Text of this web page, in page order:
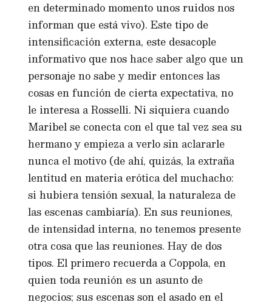
en determinado momento unos ruidos nos
informan que está vivo). Este tipo de
intensificación externa, este desacople
informativo que nos hace saber algo que un
personaje no sabe y medir entonces las
cosas en función de cierta expectativa, no
le interesa a Rosselli. Ni siquiera cuando
Maribel se conecta con el que tal vez sea su
hermano y empieza a verlo sin aclararle
nunca el motivo (de ahí, quizás, la extraña
lentitud en materia erótica del muchacho:
si hubiera tensión sexual, la naturaleza de
las escenas cambiaría). En sus reuniones,
de intensidad interna, no tenemos presente
otra cosa que las reuniones. Hay de dos
tipos. El primero recuerda a Coppola, en
quien toda reunión es un asunto de
negocios; sus escenas son el asado en el